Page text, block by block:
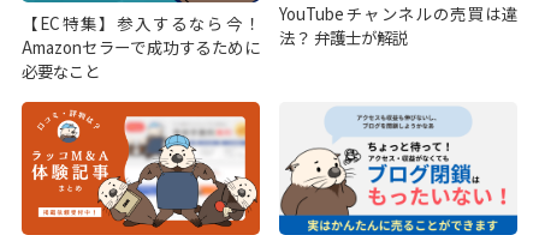
【EC特集】参入するなら今！
Amazonセラーで成功するために
必要なこと
YouTubeチャンネルの売買は違
法？ 弁護士が解説